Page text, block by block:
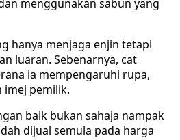
menggunakan sabun yang
hanya menjaga enjin tetapi
luaran. Sebenarnya, cat
ia mempengaruhi rupa,
imej pemilik.
baik bukan sahaja nampak
dijual semula pada harga